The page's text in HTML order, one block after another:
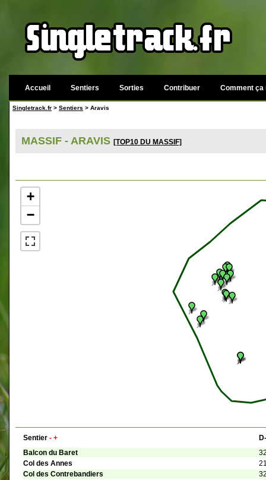
Accueil Sentiers Sorties Contribuer Comment ça
Singletrack.fr > Sentiers > Aravis
MASSIF - ARAVIS [TOP10 DU MASSIF]
+
−
Sentier - +
D-
Balcon du Baret
Col des Annes
Col des Contrebandiers